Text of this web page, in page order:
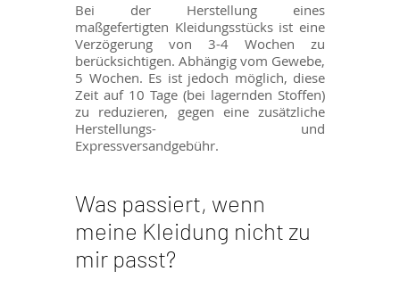
Bei der Herstellung eines
maßgefertigten Kleidungsstücks ist eine
Verzögerung von 3-4 Wochen zu
berücksichtigen. Abhängig vom Gewebe,
5 Wochen. Es ist jedoch möglich, diese
Zeit auf 10 Tage (bei lagernden Stoffen)
zu reduzieren, gegen eine zusätzliche
Herstellungs- und
Expressversandgebühr.
Was passiert, wenn
meine Kleidung nicht zu
mir passt?